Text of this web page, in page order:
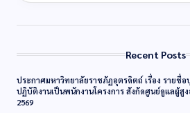
Recent Posts
ประกาศมหาวิทยาลัยราชภัฏอุตรดิตถ์ เรื่อง รายชื่
ปฏิบัติงานเป็นพนักงานโครงการ สังกัดศูนย์ดูแลผู้สู
2569